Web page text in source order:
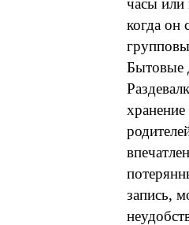
часы или
когда он
Бытовые
запись,